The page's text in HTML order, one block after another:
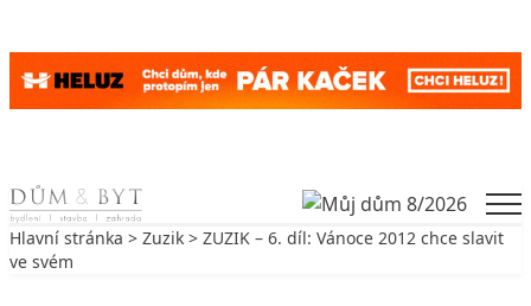
Skip to content
Hlavní stránka > Zuzik > ZUZIK – 6. díl: Vánoce 2012 chce slavit
ve svém